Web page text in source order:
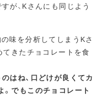
が、Kさんにも同じよう
味を分析してしまうKさ
てきたチョコレートを食
はね、口どけが良くてカ
。でもこのチョコレート